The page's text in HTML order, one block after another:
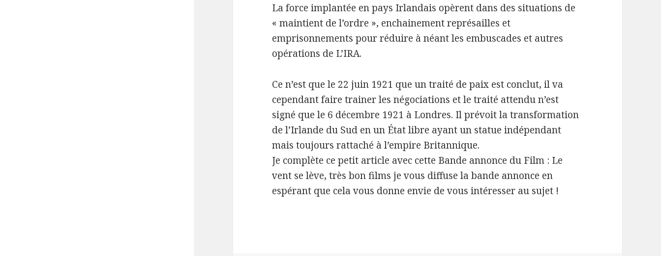
La force implantée en pays Irlandais opèrent dans des situations de
« maintient de l’ordre », enchainement représailles et
emprisonnements pour réduire à néant les embuscades et autres
opérations de L’IRA.
Ce n’est que le 22 juin 1921 que un traité de paix est conclut, il va
cependant faire trainer les négociations et le traité attendu n’est
signé que le 6 décembre 1921 à Londres. Il prévoit la transformation
de l’Irlande du Sud en un État libre ayant un statue indépendant
mais toujours rattaché à l’empire Britannique.
Je complète ce petit article avec cette Bande annonce du Film : Le
vent se lève, très bon films je vous diffuse la bande annonce en
espérant que cela vous donne envie de vous intéresser au sujet !